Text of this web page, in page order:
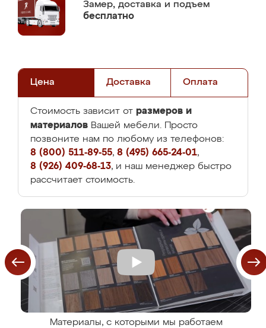
Замер, доставка и подъем
бесплатно
Цена Доставка Оплата
Стоимость зависит от размеров и
материалов Вашей мебели. Просто
позвоните нам по любому из телефонов:
8 (800) 511-89-55, 8 (495) 665-24-01,
8 (926) 409-68-13, и наш менеджер быстро
рассчитает стоимость.
Материалы, с которыми мы работаем